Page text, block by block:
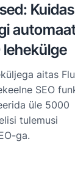
Kuidas
aitas
SEO
üle 5000
tulemusi
ga.